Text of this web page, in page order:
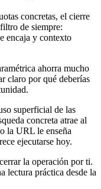
concretas, el cierre
de siempre:
encaja y contexto
ahorra mucho
claro por qué deberías
superficial de las
concreta atrae al
la URL le enseña
ejecutarse hoy.
la operación por ti.
lectura práctica desde la